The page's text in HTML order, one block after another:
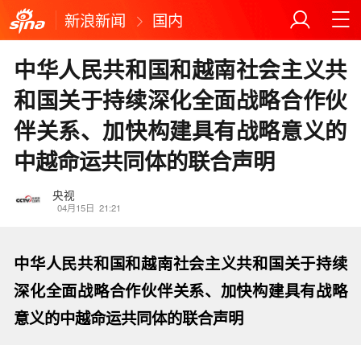
新浪新闻 国内
中华人民共和国和越南社会主义共
和国关于持续深化全面战略合作伙
伴关系、加快构建具有战略意义的
中越命运共同体的联合声明
央视
04月15日 21:21
中华人民共和国和越南社会主义共和国关于持续
深化全面战略合作伙伴关系、加快构建具有战略
意义的中越命运共同体的联合声明